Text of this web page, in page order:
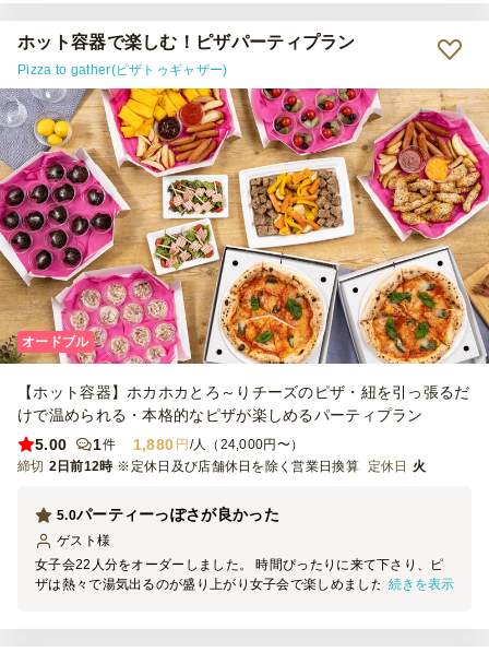
ホット容器で楽しむ！ピザパーティプラン
Pizza to gather(ピザトゥギャザー)
オードブル
【ホット容器】ホカホカとろ～りチーズのピザ・紐を引っ張るだ
けで温められる・本格的なピザが楽しめるパーティプラン
5.00
1件 1,880 円 /人（24,000円〜）
締切 2日前12時 ※定休日及び店舗休日を除く営業日換算 定休日 火
パーティーっぽさが良かった
5.0
ゲスト 様
女子会22人分をオーダーしました。 時間ぴったりに来て下さり、ピ
ザは熱々で湯気出るのが盛り上がり女子会で楽しめました^_^ このお
続きを表示